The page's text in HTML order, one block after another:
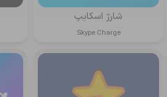
شارژ اسکایپ
Skype Charge